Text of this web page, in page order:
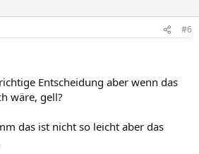
#6
Entscheidung aber wenn das
wäre, gell?
das ist nicht so leicht aber das